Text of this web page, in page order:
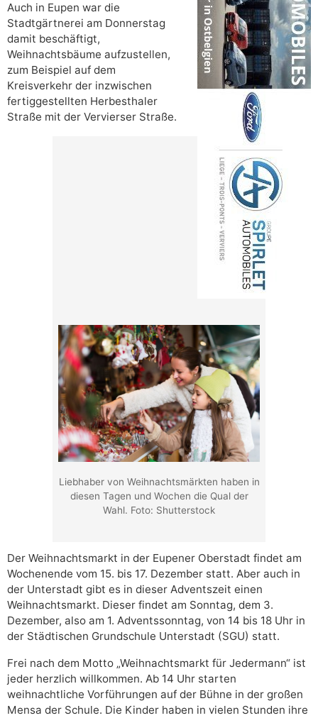
Auch in Eupen war die
Stadtgärtnerei am Donnerstag
damit beschäftigt,
Weihnachtsbäume aufzustellen,
zum Beispiel auf dem
Kreisverkehr der inzwischen
fertiggestellten Herbesthaler
Straße mit der Vervierser Straße.
Liebhaber von Weihnachtsmärkten haben in
diesen Tagen und Wochen die Qual der
Wahl. Foto: Shutterstock
Der Weihnachtsmarkt in der Eupener Oberstadt findet am
Wochenende vom 15. bis 17. Dezember statt. Aber auch in
der Unterstadt gibt es in dieser Adventszeit einen
Weihnachtsmarkt. Dieser findet am Sonntag, dem 3.
Dezember, also am 1. Adventssonntag, von 14 bis 18 Uhr in
der Städtischen Grundschule Unterstadt (SGU) statt.
Frei nach dem Motto „Weihnachtsmarkt für Jedermann“ ist
jeder herzlich willkommen. Ab 14 Uhr starten
weihnachtliche Vorführungen auf der Bühne in der großen
Mensa der Schule. Die Kinder haben in vielen Stunden ihre